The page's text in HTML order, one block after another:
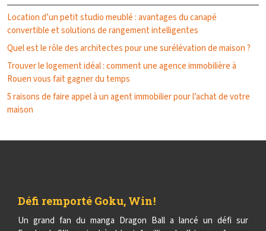
Location d’un petit studio meublé : avantages du canapé
convertible et solutions de rangement intelligentes
Quel est le rôle des architectes pour une surélévation de maison ?
Trouver le logement idéal : comment une agence immobilière à
Rouen vous fait gagner du temps
5 raisons de faire appel à un agent immobilier pour l’achat de votre
maison
Défi remporté Goku, Win !
Un grand fan du manga Dragon Ball a lancé un défi sur